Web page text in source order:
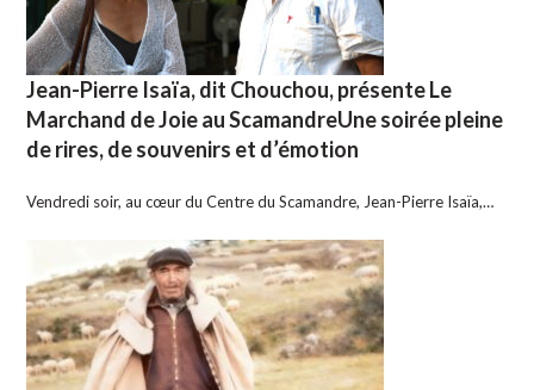
Jean-Pierre Isaïa, dit Chouchou, présente Le
Marchand de Joie au ScamandreUne soirée pleine
de rires, de souvenirs et d’émotion
Vendredi soir, au cœur du Centre du Scamandre, Jean-Pierre Isaïa,…